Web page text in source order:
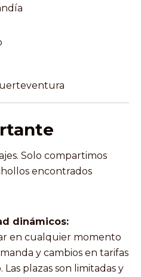
Solo compartimos
encontrados
dinámicos:
en cualquier momento
y cambios en tarifas
plazas son limitadas y